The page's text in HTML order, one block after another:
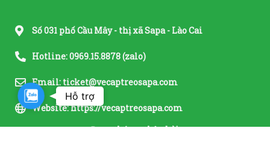
Số 031 phố Cầu Mây - thị xã Sapa - Lào Cai
Hotline: 0969.15.8878 (zalo)
Email: ticket@vecaptreosapa.com
Website: https://vecaptreosapa.com
Được chứng nhận bởi
Zalo Hỗ trợ